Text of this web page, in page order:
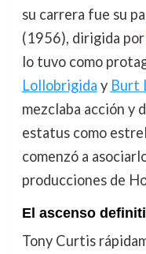
su carrera fue su
(1956), dirigida por
lo tuvo como
Lollobrigida y Burt
mezclaba acción y
estatus como
comenzó a
producciones de
El ascenso
Tony Curtis